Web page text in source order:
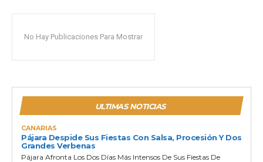
No Hay Publicaciones Para Mostrar
ULTIMAS NOTICIAS
CANARIAS
Pájara Despide Sus Fiestas Con Salsa, Procesión Y Dos
Grandes Verbenas
Pájara Afronta Los Dos Días Más Intensos De Sus Fiestas De